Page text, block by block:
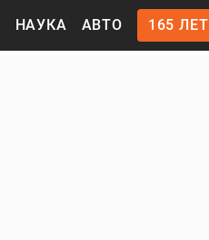
НАУКА АВТО 165 ЛЕТ